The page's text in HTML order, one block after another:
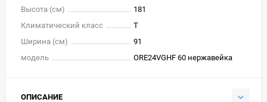
Высота (см)
181
Климатический класс
T
Ширина (см)
91
модель
ORE24VGHF 60 нержавейка
ОПИСАНИЕ